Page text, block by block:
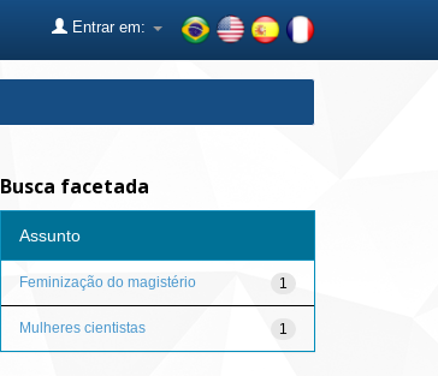
Entrar em:
Busca facetada
Assunto
1
Feminização do magistério
1
Mulheres cientistas